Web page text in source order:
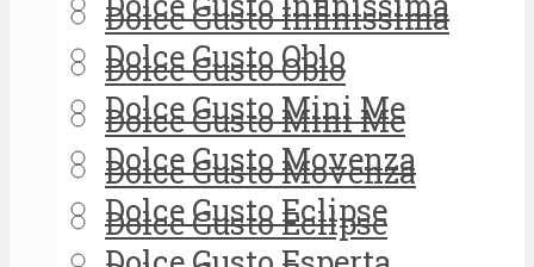
Dolce Gusto Oblo
Dolce Gusto Mini Me
Dolce Gusto Movenza
Dolce Gusto Eclipse
Dolce Gusto Infinissima
Dolce Gusto Oblo
Dolce Gusto Mini Me
Dolce Gusto Movenza
Dolce Gusto Eclipse